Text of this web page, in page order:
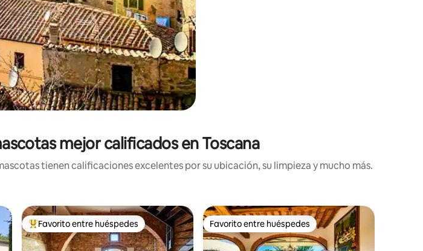
mejor calificados en Toscana
tienen calificaciones excelentes por su ubicación, su limpieza y mucho más.
De los mejores en Favorito entre huéspedes
Favorito entre huéspedes Favorito entre huéspedes
Favorito entre huéspedes